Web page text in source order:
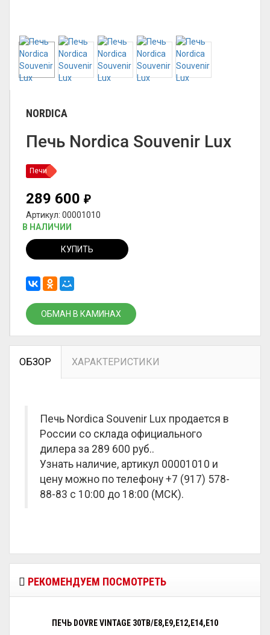
NORDICA
Печь Nordica Souvenir Lux
Печи
289 600 ₽
Артикул: 00001010
В НАЛИЧИИ
КУПИТЬ
ОБМАН В КАМИНАХ
ОБЗОР ХАРАКТЕРИСТИКИ
Печь Nordica Souvenir Lux продается в
России со склада официального
дилера за 289 600 руб..
Узнать наличие, артикул 00001010 и
цену можно по телефону +7 (917) 578-
88-83 с 10:00 до 18:00 (МСК).
РЕКОМЕНДУЕМ ПОСМОТРЕТЬ
ПЕЧЬ DOVRE VINTAGE 30TB/E8,E9,E12,E14,E10